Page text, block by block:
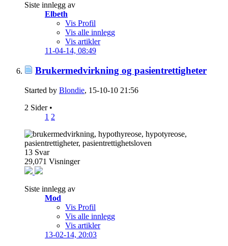
Siste innlegg av
Elbeth
Vis Profil
Vis alle innlegg
Vis artikler
11-04-14, 08:49
Brukermedvirkning og pasientrettigheter
Started by Blondie, 15-10-10 21:56
2 Sider •
1 2
13 Svar
29,071 Visninger
Siste innlegg av
Mod
Vis Profil
Vis alle innlegg
Vis artikler
13-02-14, 20:03